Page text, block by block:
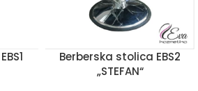
Berberska stolica EBS2
„STEFAN“